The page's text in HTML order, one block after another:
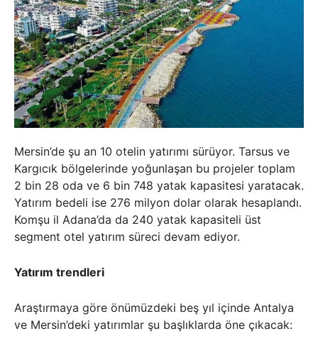
Mersin’de şu an 10 otelin yatırımı sürüyor. Tarsus ve
Kargıcık bölgelerinde yoğunlaşan bu projeler toplam
2 bin 28 oda ve 6 bin 748 yatak kapasitesi yaratacak.
Yatırım bedeli ise 276 milyon dolar olarak hesaplandı.
Komşu il Adana’da da 240 yatak kapasiteli üst
segment otel yatırım süreci devam ediyor.
Yatırım trendleri
Araştırmaya göre önümüzdeki beş yıl içinde Antalya
ve Mersin’deki yatırımlar şu başlıklarda öne çıkacak: